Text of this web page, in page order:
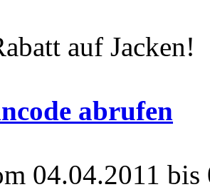
auf Jacken!
abrufen
04.04.2011 bis